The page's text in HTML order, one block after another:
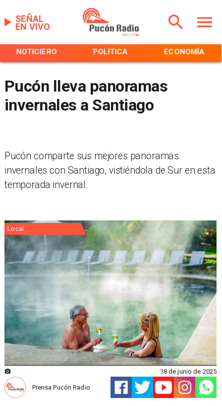
EN VIVO
SEÑAL
NOTICIERO POLÍTICA ECONOMÍA
Pucón lleva panoramas
invernales a Santiago
Pucón comparte sus mejores panoramas
invernales con Santiago, vistiéndola de Sur en esta
temporada invernal.
Local
Prensa Pucón Radio
18 de junio de 2025